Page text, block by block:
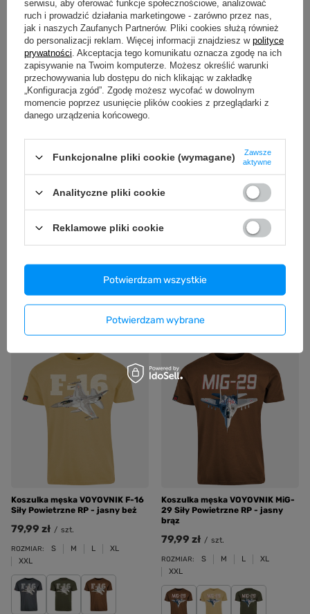
Koszulka męska VOYOVNIK F-16
ROZMIAR: S M L
XL
Koszulka męska VOYOVNIK F-16
Siły Powietrzne RP - jasny brąz
ROZMIAR: L
Koszulka męska VOYOVNIK F-16
Siły Powietrzne RP - jasny beż
79,99 zł / szt.
ROZMIAR: S M L
XL
XXL
Koszulka męska VOYOVNIK MiG-
29 Siły Powietrzne RP - jasny
brąz
79,99 zł / szt.
ROZMIAR: S M L
XL
XXL
serwisu, aby oferować funkcje społecznościowe, analizować
ruch i prowadzić działania marketingowe - zarówno przez nas,
jak i naszych Zaufanych Partnerów. Pliki cookies służą również
do personalizacji reklam. Więcej informacji znajdziesz w polityce
prywatności . Akceptacja tego komunikatu oznacza zgodę na ich
zapisywanie na Twoim komputerze. Możesz określić warunki
przechowywania lub dostępu do nich klikając w zakładkę
„Konfiguracja zgód”. Zgodę możesz wycofać w dowolnym
momencie poprzez usunięcie plików cookies z przeglądarki z
danego urządzenia końcowego.
Funkcjonalne pliki cookie (wymagane)
Zawsze
aktywne
Analityczne pliki cookie
Reklamowe pliki cookie
Potwierdzam wybrane
Potwierdzam wszystkie